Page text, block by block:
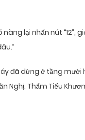
lại nhấn nút “12”,
đã dừng ở tầng
Nghị. Thẩm Tiểu